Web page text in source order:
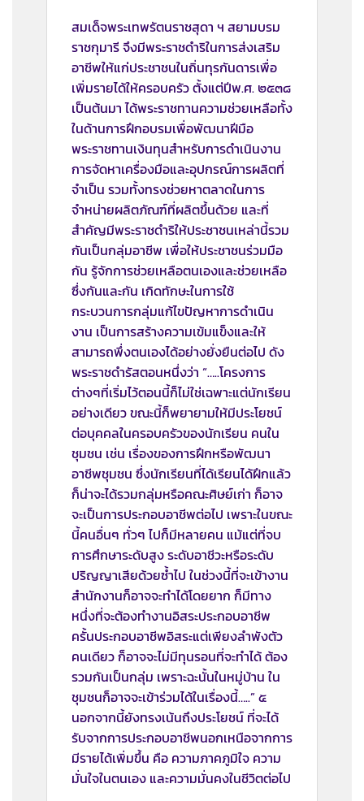
สมเด็จพระเทพรัตนราชสุดา ฯ สยามบรม
ราชกุมารี จึงมีพระราชดำริในการส่งเสริม
อาชีพให้แก่ประชาชนในถิ่นทุรกันดารเพื่อ
เพิ่มรายได้ให้ครอบครัว ตั้งแต่ปีพ.ศ. ๒๕๓๘
เป็นต้นมา ได้พระราชทานความช่วยเหลือทั้ง
ในด้านการฝึกอบรมเพื่อพัฒนาฝีมือ
พระราชทานเงินทุนสำหรับการดำเนินงาน
การจัดหาเครื่องมือและอุปกรณ์การผลิตที่
จำเป็น รวมทั้งทรงช่วยหาตลาดในการ
จำหน่ายผลิตภัณฑ์ที่ผลิตขึ้นด้วย และที่
สำคัญมีพระราชดำริให้ประชาชนเหล่านี้รวม
กันเป็นกลุ่มอาชีพ เพื่อให้ประชาชนร่วมมือ
กัน รู้จักการช่วยเหลือตนเองและช่วยเหลือ
ซึ่งกันและกัน เกิดทักษะในการใช้
กระบวนการกลุ่มแก้ไขปัญหาการดำเนิน
งาน เป็นการสร้างความเข้มแข็งและให้
สามารถพึ่งตนเองได้อย่างยั่งยืนต่อไป ดัง
พระราชดำรัสตอนหนึ่งว่า “…..โครงการ
ต่างๆที่เริ่มไว้ตอนนี้ก็ไม่ใช่เฉพาะแต่นักเรียน
อย่างเดียว ขณะนี้ก็พยายามให้มีประโยชน์
ต่อบุคคลในครอบครัวของนักเรียน คนใน
ชุมชน เช่น เรื่องของการฝึกหรือพัฒนา
อาชีพชุมชน ซึ่งนักเรียนที่ได้เรียนได้ฝึกแล้ว
ก็น่าจะได้รวมกลุ่มหรือคณะศิษย์เก่า ก็อาจ
จะเป็นการประกอบอาชีพต่อไป เพราะในขณะ
นี้คนอื่นๆ ทั่วๆ ไปก็มีหลายคน แม้แต่ที่จบ
การศึกษาระดับสูง ระดับอาชีวะหรือระดับ
ปริญญาเสียด้วยซ้ำไป ในช่วงนี้ที่จะเข้างาน
สำนักงานก็อาจจะทำได้โดยยาก ก็มีทาง
หนึ่งที่จะต้องทำงานอิสระประกอบอาชีพ
ครั้นประกอบอาชีพอิสระแต่เพียงลำพังตัว
คนเดียว ก็อาจจะไม่มีทุนรอนที่จะทำได้ ต้อง
รวมกันเป็นกลุ่ม เพราะฉะนั้นในหมู่บ้าน ใน
ชุมชนก็อาจจะเข้าร่วมได้ในเรื่องนี้…..” ๕
นอกจากนี้ยังทรงเน้นถึงประโยชน์ ที่จะได้
รับจากการประกอบอาชีพนอกเหนือจากการ
มีรายได้เพิ่มขึ้น คือ ความภาคภูมิใจ ความ
มั่นใจในตนเอง และความมั่นคงในชีวิตต่อไป